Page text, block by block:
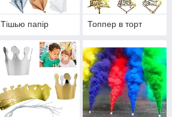
Тішью папір Топпер в торт